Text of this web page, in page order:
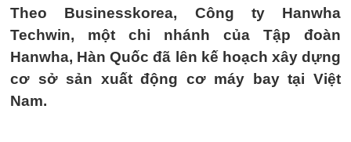
Theo Businesskorea, Công ty Hanwha
Techwin, một chi nhánh của Tập đoàn
Hanwha, Hàn Quốc đã lên kế hoạch xây dựng
cơ sở sản xuất động cơ máy bay tại Việt
Nam.